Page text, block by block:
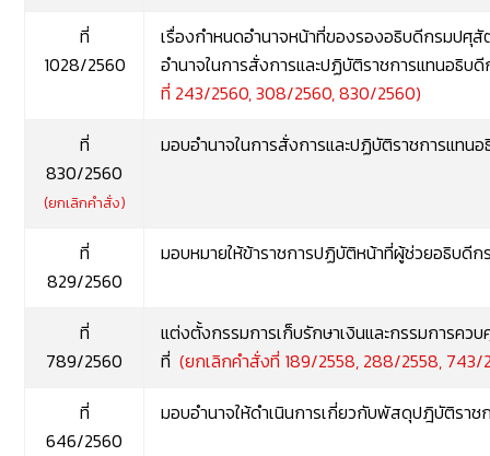
ที่
1028/2560
เรื่องกำหนดอำนาจหน้าที่ของรองอธิบดีกรมปศุ
อำนาจในการสั่งการและปฏิบัติราชการแทนอธิ
ที่ 243/2560, 308/2560, 830/2560)
ที่
830/2560
(ยกเลิกคำสั่ง)
มอบอำนาจในการสั่งการและปฏิบัติราชการแท
ที่
829/2560
มอบหมายให้ข้าราชการปฏิบัติหน้าที่ผู้ช่วยอธิบดี
ที่
789/2560
แต่งตั้งกรรมการเก็บรักษาเงินและกรรมการคว
ที่(ยกเลิกคำสั่งที่ 189/2558, 288/2558, 743/
ที่
646/2560
มอบอำนาจให้ดำเนินการเกี่ยวกับพัสดุปฎิบัติรา